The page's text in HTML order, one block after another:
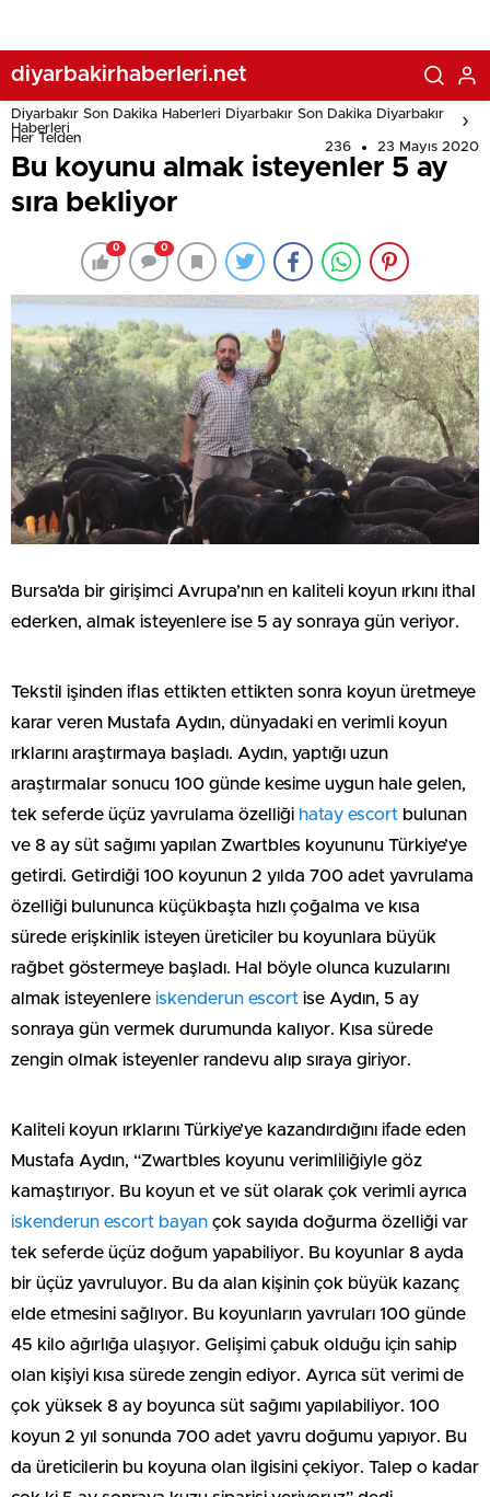
diyarbakirhaberleri.net
Diyarbakır Son Dakika Haberleri Diyarbakır Son Dakika Diyarbakır
Haberleri
Her Telden
236 23 Mayıs 2020
Bu koyunu almak isteyenler 5 ay
sıra bekliyor
0 0
Bursa’da bir girişimci Avrupa’nın en kaliteli koyun ırkını ithal
ederken, almak isteyenlere ise 5 ay sonraya gün veriyor.
Tekstil işinden iflas ettikten ettikten sonra koyun üretmeye
karar veren Mustafa Aydın, dünyadaki en verimli koyun
ırklarını araştırmaya başladı. Aydın, yaptığı uzun
araştırmalar sonucu 100 günde kesime uygun hale gelen,
tek seferde üçüz yavrulama özelliği hatay escort bulunan
ve 8 ay süt sağımı yapılan Zwartbles koyununu Türkiye’ye
getirdi. Getirdiği 100 koyunun 2 yılda 700 adet yavrulama
özelliği bulununca küçükbaşta hızlı çoğalma ve kısa
sürede erişkinlik isteyen üreticiler bu koyunlara büyük
rağbet göstermeye başladı. Hal böyle olunca kuzularını
almak isteyenlere iskenderun escort ise Aydın, 5 ay
sonraya gün vermek durumunda kalıyor. Kısa sürede
zengin olmak isteyenler randevu alıp sıraya giriyor.
Kaliteli koyun ırklarını Türkiye’ye kazandırdığını ifade eden
Mustafa Aydın, “Zwartbles koyunu verimliliğiyle göz
kamaştırıyor. Bu koyun et ve süt olarak çok verimli ayrıca
iskenderun escort bayan çok sayıda doğurma özelliği var
tek seferde üçüz doğum yapabiliyor. Bu koyunlar 8 ayda
bir üçüz yavruluyor. Bu da alan kişinin çok büyük kazanç
elde etmesini sağlıyor. Bu koyunların yavruları 100 günde
45 kilo ağırlığa ulaşıyor. Gelişimi çabuk olduğu için sahip
olan kişiyi kısa sürede zengin ediyor. Ayrıca süt verimi de
çok yüksek 8 ay boyunca süt sağımı yapılabiliyor. 100
koyun 2 yıl sonunda 700 adet yavru doğumu yapıyor. Bu
da üreticilerin bu koyuna olan ilgisini çekiyor. Talep o kadar